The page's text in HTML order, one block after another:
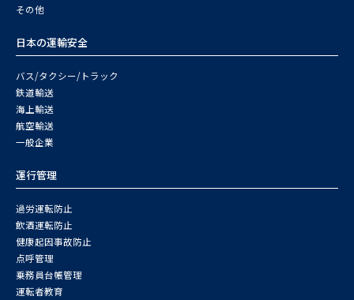
その他
日本の運輸安全
バス/タクシー/トラック
鉄道輸送
海上輸送
航空輸送
一般企業
運行管理
過労運転防止
飲酒運転防止
健康起因事故防止
点呼管理
乗務員台帳管理
運転者教育